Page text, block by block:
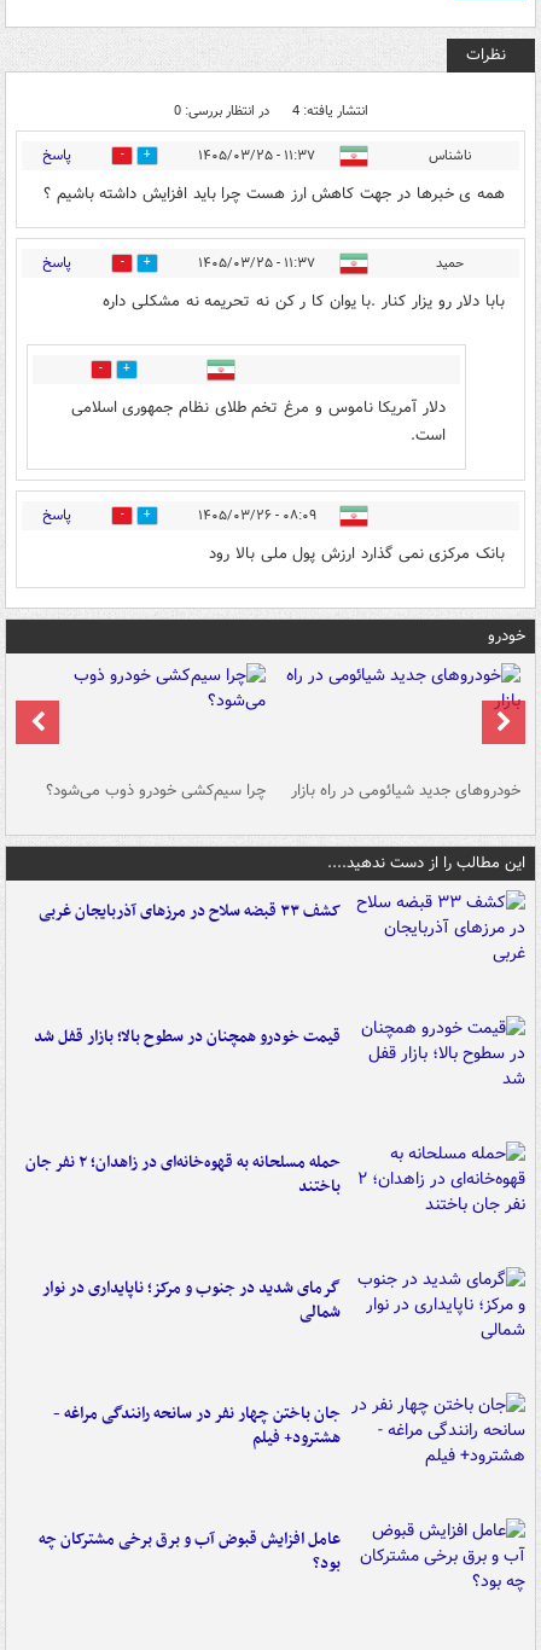
نظرات
انتشار یافته: 4 در انتظار بررسی: 0
ناشناس ۱۱:۳۷ - ۱۴۰۵/۰۳/۲۵ 1 پاسخ
همه ی خبرها در جهت کاهش ارز هست چرا باید افزایش داشته باشیم ؟
حمید ۱۱:۳۷ - ۱۴۰۵/۰۳/۲۵ 2 پاسخ
بابا دلار رو یزار کنار .با یوان کا ر کن نه تحریمه نه مشکلی داره
0
دلار آمریکا ناموس و مرغ تخم طلای نظام جمهوری اسلامی
است.
۰۸:۰۹ - ۱۴۰۵/۰۳/۲۶ 0 پاسخ
بانک مرکزی نمی گذارد ارزش پول ملی بالا رود
خودرو
خودروهای جدید شیائومی در راه بازار چرا سیم‌کشی خودرو ذوب می‌شود؟
این مطالب را از دست ندهید....
کشف ۳۳ قبضه سلاح در مرزهای آذربایجان غربی
قیمت خودرو همچنان در سطوح بالا؛ بازار قفل شد
حمله مسلحانه به قهوه‌خانه‌ای در زاهدان؛ ۲ نفر جان
باختند
گرمای شدید در جنوب و مرکز؛ ناپایداری در نوار
شمالی
جان باختن چهار نفر در سانحه رانندگی مراغه -
هشترود+ فیلم
عامل افزایش قبوض آب و برق برخی مشترکان چه
بود؟